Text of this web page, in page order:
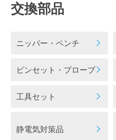
交換部品
ニッパー・ペンチ
ピンセット・プローブ
工具セット
静電気対策品